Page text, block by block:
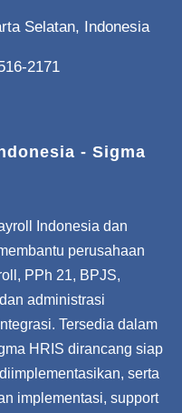
Selatan, Indonesia
2171
- Sigma
Indonesia dan
perusahaan
PPh 21, BPJS,
administrasi
Tersedia dalam
HRIS dirancang siap
serta
implementasi, support